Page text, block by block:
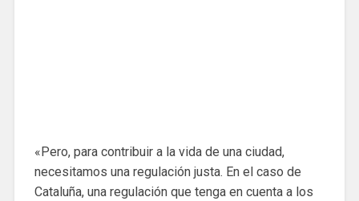
«Pero, para contribuir a la vida de una ciudad,
necesitamos una regulación justa. En el caso de
Cataluña, una regulación que tenga en cuenta a los